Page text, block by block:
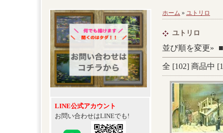
LINE公式アカウント
お問い合わせはLINEでも!
ホーム » ユトリロ
ユトリロ
並び順を変更» ■
全 [102] 商品中 [1